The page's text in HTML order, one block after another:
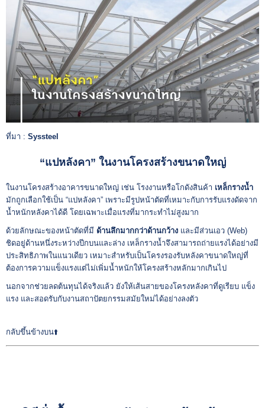
ที่มา : Syssteel
“แปหลังคา” ในงานโครงสร้างขนาดใหญ่
ในงานโครงสร้างอาคารขนาดใหญ่ เช่น โรงงานหรือโกดังสินค้า เหล็กรางน้ำ
มักถูกเลือกใช้เป็น “แปหลังคา” เพราะมีรูปหน้าตัดที่เหมาะกับการรับแรงดัดจาก
น้ำหนักหลังคาได้ดี โดยเฉพาะเมื่อแรงที่มากระทำไม่สูงมาก
ด้วยลักษณะของหน้าตัดที่มี ด้านลึกมากกว่าด้านกว้าง และมีส่วนเอว (Web)
ชิดอยู่ด้านหนึ่งระหว่างปีกบนและล่าง เหล็กรางน้ำจึงสามารถถ่ายแรงได้อย่างมี
ประสิทธิภาพในแนวเดียว เหมาะสำหรับเป็นโครงรองรับหลังคาขนาดใหญ่ที่
ต้องการความแข็งแรงแต่ไม่เพิ่มน้ำหนักให้โครงสร้างหลักมากเกินไป
นอกจากช่วยลดต้นทุนได้จริงแล้ว ยังให้เส้นสายของโครงหลังคาที่ดูเรียบ แข็ง
แรง และสอดรับกับงานสถาปัตยกรรมสมัยใหม่ได้อย่างลงตัว
กลับขึ้นข้างบน⬆️